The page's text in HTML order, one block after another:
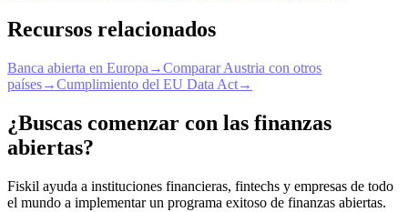
Recursos relacionados
Banca abierta en Europa →Comparar Austria con otros
países→Cumplimiento del EU Data Act→
¿Buscas comenzar con las finanzas
abiertas?
Fiskil ayuda a instituciones financieras, fintechs y empresas de todo
el mundo a implementar un programa exitoso de finanzas abiertas.